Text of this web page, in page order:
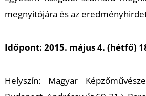
megnyitójára és az
Időpont: 2015. május 4. (hétfő)
Helyszín: Magyar